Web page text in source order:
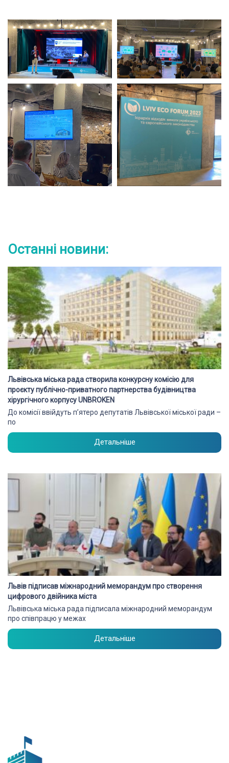
Останні новини:
Львівська міська рада створила конкурсну комісію для
проєкту публічно-приватного партнерства будівництва
хірургічного корпусу UNBROKEN
До комісії ввійдуть п’ятеро депутатів Львівської міської ради –
по
Детальніше
Львів підписав міжнародний меморандум про створення
цифрового двійника міста
Львівська міська рада підписала міжнародний меморандум
про співпрацю у межах
Детальніше